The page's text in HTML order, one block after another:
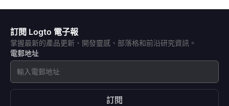
訂閱 Logto 電子報
掌握最新的產品更新、開發靈感、部落格和前沿研究資訊。
電郵地址
訂閱